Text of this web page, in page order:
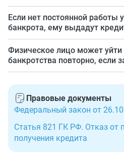
Нет.
Если нет постоянной работы
банкрота, ему выдадут
Решение о выдаче денег банк
индивидуально по каждому
решение было
платежеспособность.
поможет.
Физическое лицо может уйти
банкротства повторно, если
прошло более 5 лет.
Правовые документы
Федеральный закон от
Статья 821 ГК РФ. Отказ от
получения кредита